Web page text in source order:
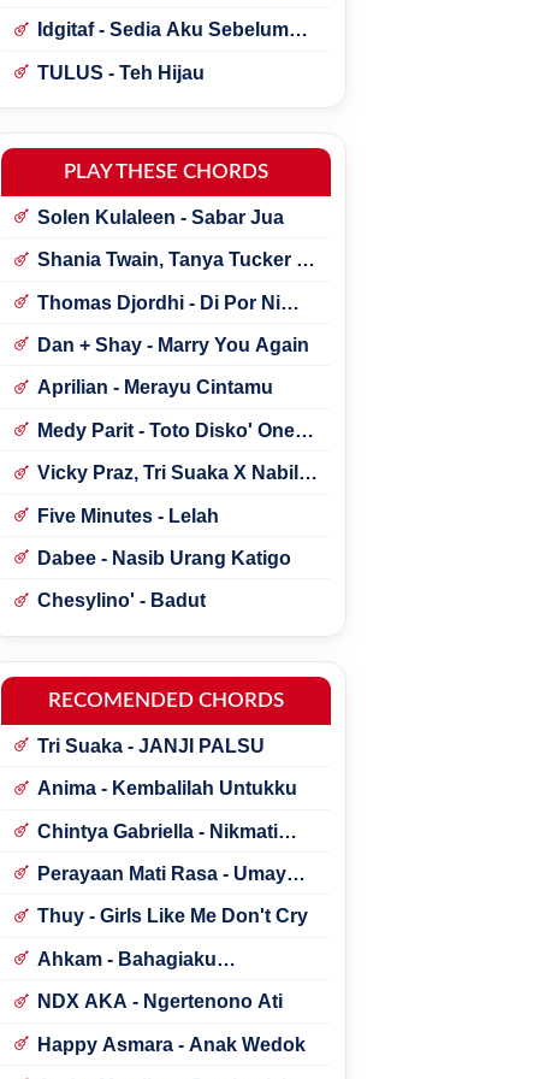
Idgitaf - Sedia Aku Sebelum
TULUS - Teh Hijau
PLAY THESE CHORDS
Solen Kulaleen - Sabar Jua
Shania Twain, Tanya Tucker -
Thomas Djordhi - Di Por Ni
Dan + Shay - Marry You Again
Aprilian - Merayu Cintamu
Medy Parit - Toto Disko' One
Vicky Praz, Tri Suaka X Nabila
Five Minutes - Lelah
Dabee - Nasib Urang Katigo
Chesylino' - Badut
RECOMENDED CHORDS
Tri Suaka - JANJI PALSU
Anima - Kembalilah Untukku
Chintya Gabriella - Nikmati
Perayaan Mati Rasa - Umay
Thuy - Girls Like Me Don't Cry
Ahkam - Bahagiaku
NDX AKA - Ngertenono Ati
Happy Asmara - Anak Wedok